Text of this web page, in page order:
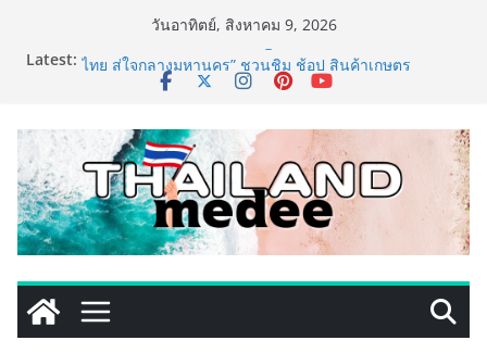
วันอาทิตย์, สิงหาคม 9, 2026
Latest: เริ่มแล้ว! อ.ต.ก.แฟร์ 4 ภาค @ภาคกลาง “มนต์เสน่ห์เกษตร
ไทย สู่ใจกลางมหานคร” ชวนชิม ช้อป สินค้าเกษตร
ททท. ประกาศความสำเร็จ Village to the World Season
5 ผนึก 9 พันธมิตร ขับเคลื่อน ESG Tourism สืบสานพระ
ราชปณิธาน สร้างคุณค่าการท่องเที่ยวไทยอย่างยั่งยืน
เหิงลี่ แมนูแฟคเจอริ่ง เทคโนโลยี (ไทยแลนด์) เปิดโรงงาน
แห่งใหม่ในชลบุรี เดินหน้าขยายฐานการผลิตสู่เอเชียตะวัน
ออกเฉียงใต้ เสริมแกร่งยุทธศาสตร์ระดับโลก
LORDNINE จัดศึกคนดังสายเกม ไทย ปะทะ ฟิลิปปินส์ ใน
“Rise of the Tenth Lord” เปิดสงครามกิลด์ข้ามประเทศ
ฉลองเซิร์ฟเวอร์ใหม่ เฮเลนา
PIPPER STANDARD® เปิดตัวแชมพูอาบน้ำ และ โฟมอาบ
แห้งสัตว์เลี้ยง ชูนวัตกรรมพลังธรรมชาติ “Zero-Residue”